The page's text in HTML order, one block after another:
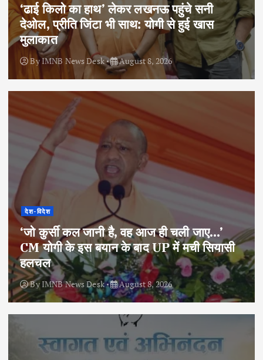
‘ढाई किलो का हाथ’ लेकर लखनऊ पहुंचे सनी
देओल, प्रीति जिंटा भी साथ: योगी से हुई खास
मुलाकात
ByIMNB News Desk August 8, 2026
देश-विदेश
‘जो कुर्सी कल जानी है, वह आज ही चली जाए…’
CM योगी के इस बयान के बाद UP में मची सियासी
हलचल
ByIMNB News Desk August 8, 2026